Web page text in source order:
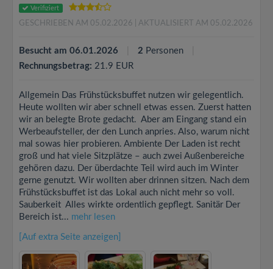
Verifiziert
GESCHRIEBEN AM 05.02.2026 | AKTUALISIERT AM 05.02.2026
Besucht am 06.01.2026 2 Personen
Rechnungsbetrag: 21.9 EUR
Allgemein Das Frühstücksbuffet nutzen wir gelegentlich.
Heute wollten wir aber schnell etwas essen. Zuerst hatten
wir an belegte Brote gedacht. Aber am Eingang stand ein
Werbeaufsteller, der den Lunch anpries. Also, warum nicht
mal sowas hier probieren. Ambiente Der Laden ist recht
groß und hat viele Sitzplätze – auch zwei Außenbereiche
gehören dazu. Der überdachte Teil wird auch im Winter
gerne genutzt. Wir wollten aber drinnen sitzen. Nach dem
Frühstücksbuffet ist das Lokal auch nicht mehr so voll.
Sauberkeit Alles wirkte ordentlich gepflegt. Sanitär Der
Bereich ist... mehr lesen
[Auf extra Seite anzeigen]